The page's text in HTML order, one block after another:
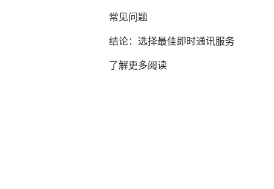
常见问题
结论：选择最佳即时通讯服务
了解更多阅读